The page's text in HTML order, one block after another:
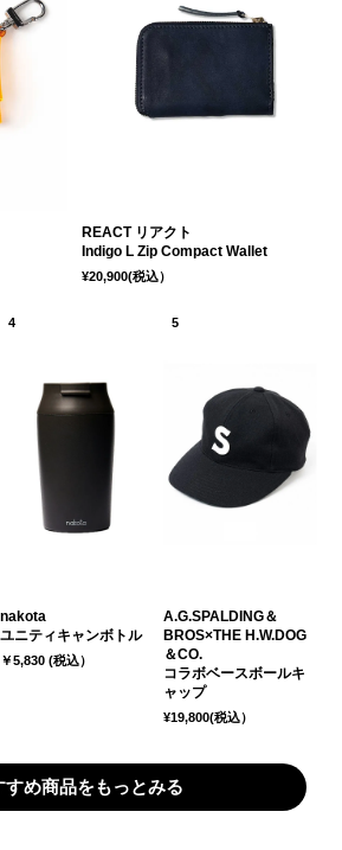
REACT リアクト
Indigo L Zip Compact Wallet
¥20,900(税込）
nakota
ユニティキャンボトル
￥5,830 (税込）
A.G.SPALDING＆
BROS×THE H.W.DOG
＆CO.
コラボベースボールキ
ャップ
¥19,800(税込）
すめ商品をもっとみる